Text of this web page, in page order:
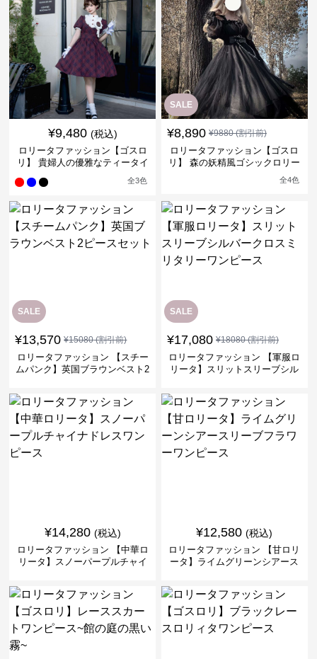
¥9,480 (税込)
ロリータファッション【ゴスロ
リ】 貴婦人の優雅なティータイ
全3色
SALE
¥8,890 ¥9880(割引前)
ロリータファッション【ゴスロ
リ】 森の妖精風ゴシックロリー
全4色
SALE
¥13,570 ¥15080(割引前)
ロリータファッション 【スチー
ムパンク】英国ブラウンベスト2
SALE
¥17,080 ¥18080(割引前)
ロリータファッション 【軍服ロ
リータ】スリットスリーブシル
¥14,280 (税込)
ロリータファッション 【中華ロ
リータ】スノーパープルチャイ
¥12,580 (税込)
ロリータファッション 【甘ロリ
ータ】ライムグリーンシアース